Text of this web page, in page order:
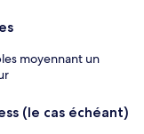
moyennant un
(le cas échéant)